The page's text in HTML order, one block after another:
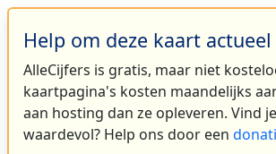
Help om deze kaart
AlleCijfers is gratis, maar niet
kaartpagina's kosten maandelijks
aan hosting dan ze opleveren. Vind
waardevol? Help ons door een